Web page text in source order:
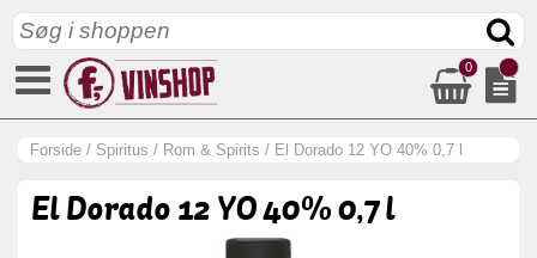
0
Forside / Spiritus / Rom & Spirits / El Dorado 12 YO 40% 0,7 l
El Dorado 12 YO 40% 0,7 l